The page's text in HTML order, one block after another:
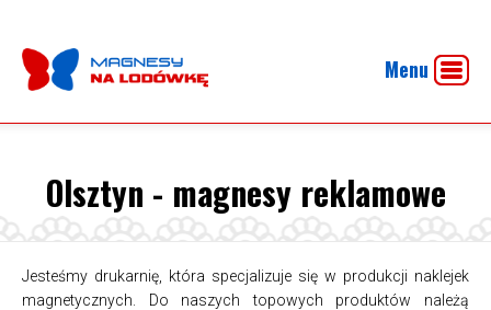
Menu
Olsztyn - magnesy reklamowe
Jesteśmy drukarnię, która specjalizuje się w produkcji naklejek
magnetycznych. Do naszych topowych produktów należą